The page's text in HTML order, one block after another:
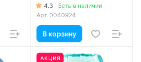
4.3
Есть в наличии
Арт. 0040924
В корзину
АКЦИЯ